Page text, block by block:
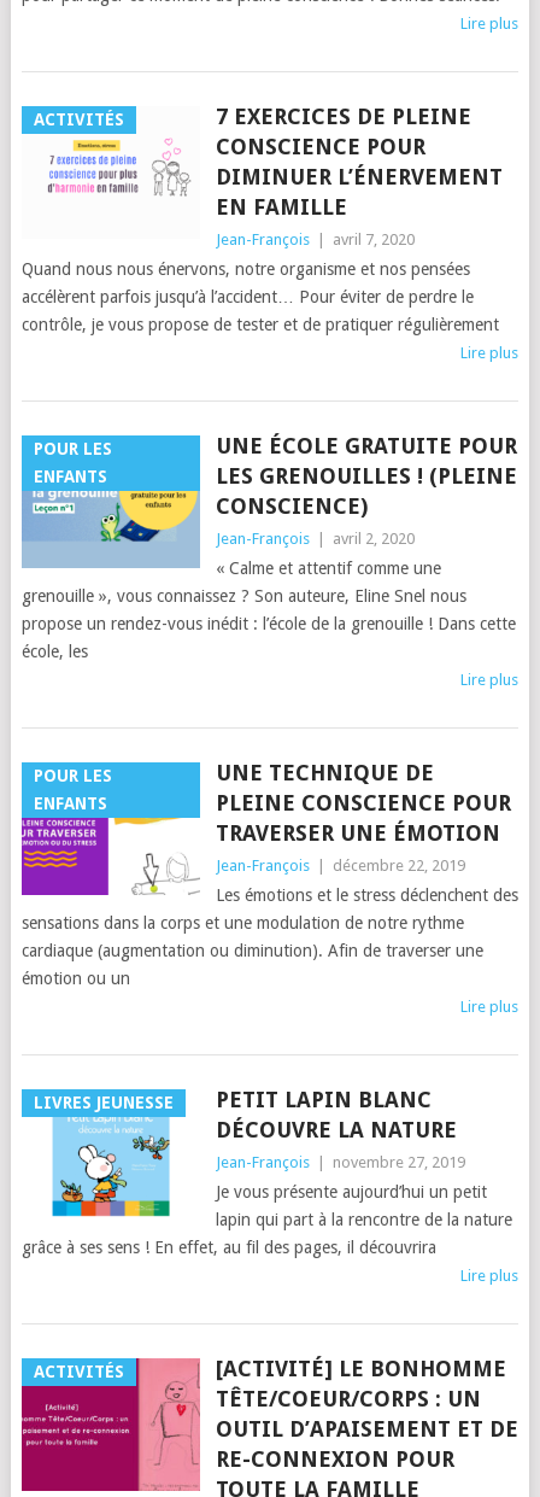
Lire plus
ACTIVITÉS
7 EXERCICES DE PLEINE
CONSCIENCE POUR
DIMINUER L’ÉNERVEMENT
EN FAMILLE
Jean-François avril 7, 2020
Quand nous nous énervons, notre organisme et nos pensées
accélèrent parfois jusqu’à l’accident… Pour éviter de perdre le
contrôle, je vous propose de tester et de pratiquer régulièrement
Lire plus
POUR LES
ENFANTS
UNE ÉCOLE GRATUITE POUR
LES GRENOUILLES ! (PLEINE
CONSCIENCE)
Jean-François avril 2, 2020
« Calme et attentif comme une
grenouille », vous connaissez ? Son auteure, Eline Snel nous
propose un rendez-vous inédit : l’école de la grenouille ! Dans cette
école, les
Lire plus
POUR LES
ENFANTS
UNE TECHNIQUE DE
PLEINE CONSCIENCE POUR
TRAVERSER UNE ÉMOTION
Jean-François décembre 22, 2019
Les émotions et le stress déclenchent des
sensations dans la corps et une modulation de notre rythme
cardiaque (augmentation ou diminution). Afin de traverser une
émotion ou un
Lire plus
LIVRES JEUNESSE
PETIT LAPIN BLANC
DÉCOUVRE LA NATURE
Jean-François novembre 27, 2019
Je vous présente aujourd’hui un petit
lapin qui part à la rencontre de la nature
grâce à ses sens ! En effet, au fil des pages, il découvrira
Lire plus
ACTIVITÉS
[ACTIVITÉ] LE BONHOMME
TÊTE/COEUR/CORPS : UN
OUTIL D’APAISEMENT ET DE
RE-CONNEXION POUR
TOUTE LA FAMILLE